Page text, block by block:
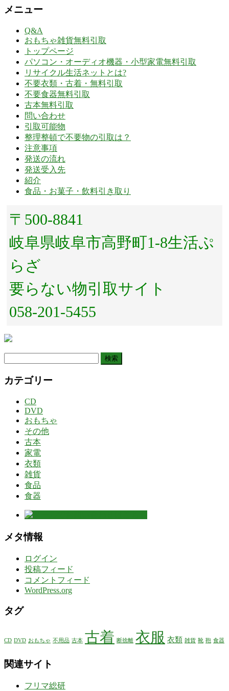
メニュー
Q&A
おもちゃ雑貨無料引取
トップページ
パソコン・オーディオ機器・小型家電無料引取
リサイクル生活ネットとは?
不要衣類・古着・無料引取
不要食器無料引取
古本無料引取
問い合わせ
引取可能物
整理整頓で不要物の引取は？
注意事項
発送の流れ
発送受入先
紹介
食品・お菓子・飲料引き取り
〒500-8841
岐阜県岐阜市高野町1-8生活ぷ
らざ
要らない物引取サイト
058-201-5455
カテゴリー
CD
DVD
おもちゃ
その他
古本
家電
衣類
雑貨
食品
食器
メタ情報
ログイン
投稿フィード
コメントフィード
WordPress.org
タグ
CD DVD おもちゃ 不用品 古本 古着 断捨離 衣服 衣類 雑貨 靴 鞄 食器
関連サイト
フリマ総研